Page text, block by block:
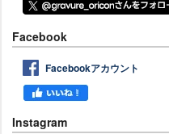
Facebook
Facebookアカウント
Instagram